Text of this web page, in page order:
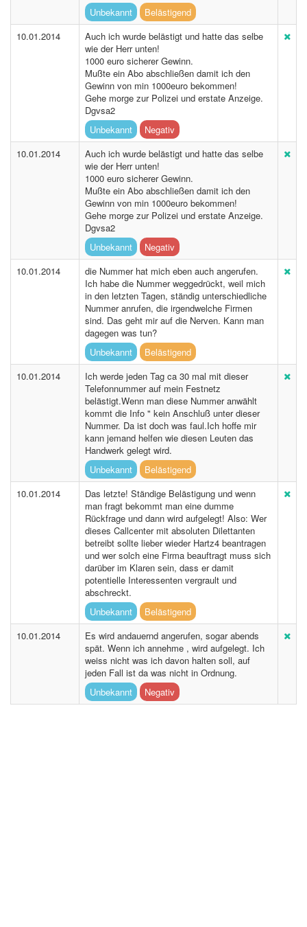
Unbekannt
Belästigend
10.01.2014
Auch ich wurde belästigt und hatte das selbe
wie der Herr unten!
1000 euro sicherer Gewinn.
Mußte ein Abo abschließen damit ich den
Gewinn von min 1000euro bekommen!
Gehe morge zur Polizei und erstate Anzeige.
Dgvsa2
Unbekannt
Negativ
10.01.2014
Auch ich wurde belästigt und hatte das selbe
wie der Herr unten!
1000 euro sicherer Gewinn.
Mußte ein Abo abschließen damit ich den
Gewinn von min 1000euro bekommen!
Gehe morge zur Polizei und erstate Anzeige.
Dgvsa2
Unbekannt
Negativ
10.01.2014
die Nummer hat mich eben auch angerufen.
Ich habe die Nummer weggedrückt, weil mich
in den letzten Tagen, ständig unterschiedliche
Nummer anrufen, die irgendwelche Firmen
sind. Das geht mir auf die Nerven. Kann man
dagegen was tun?
Unbekannt
Belästigend
10.01.2014
Ich werde jeden Tag ca 30 mal mit dieser
Telefonnummer auf mein Festnetz
belästigt.Wenn man diese Nummer anwählt
kommt die Info " kein Anschluß unter dieser
Nummer. Da ist doch was faul.Ich hoffe mir
kann jemand helfen wie diesen Leuten das
Handwerk gelegt wird.
Unbekannt
Belästigend
10.01.2014
Das letzte! Ständige Belästigung und wenn
man fragt bekommt man eine dumme
Rückfrage und dann wird aufgelegt! Also: Wer
dieses Callcenter mit absoluten Dilettanten
betreibt sollte lieber wieder Hartz4 beantragen
und wer solch eine Firma beauftragt muss sich
darüber im Klaren sein, dass er damit
potentielle Interessenten vergrault und
abschreckt.
Unbekannt
Belästigend
10.01.2014
Es wird andauernd angerufen, sogar abends
spät. Wenn ich annehme , wird aufgelegt. Ich
weiss nicht was ich davon halten soll, auf
jeden Fall ist da was nicht in Ordnung.
Unbekannt
Negativ